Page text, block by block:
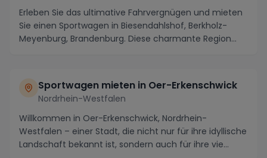
Erleben Sie das ultimative Fahrvergnügen und mieten
Sie einen Sportwagen in Biesendahlshof, Berkholz-
Meyenburg, Brandenburg. Diese charmante Region
Sportwagen mieten in Oer-Erkenschwick
Nordrhein-Westfalen
Willkommen in Oer-Erkenschwick, Nordrhein-
Westfalen – einer Stadt, die nicht nur für ihre idyllische
Landschaft bekannt ist, sondern auch für ihre vie...